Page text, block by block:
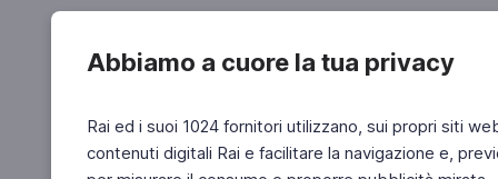
Abbiamo a cuore la tua privacy
Rai ed i suoi 1024 fornitori utilizzano, sui propri siti
contenuti digitali Rai e facilitare la navigazione e,